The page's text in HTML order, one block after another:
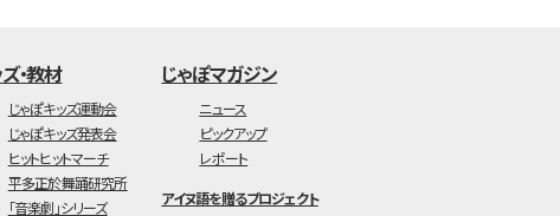
・教材
じゃぽキッズ運動会
じゃぽキッズ発表会
ヒットヒットマーチ
平多正於舞踊研究所
「音楽劇」シリーズ
じゃぽマガジン
ニュース
ピックアップ
レポート
アイヌ語を贈るプロジェクト